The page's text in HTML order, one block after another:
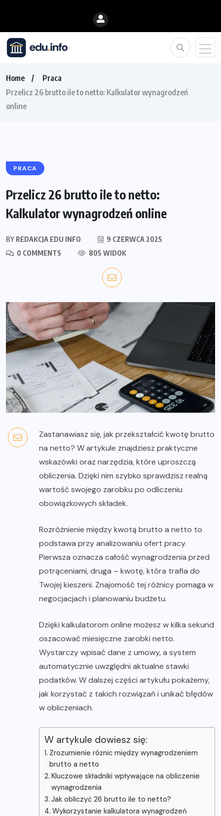
Home
Praca
Przelicz 26 brutto ile to netto: Kalkulator wynagrodzeń
online
PRACA
Przelicz 26 brutto ile to netto:
Kalkulator wynagrodzeń online
BY REDAKCJA EDU INFO
9 CZERWCA 2025
0 COMMENTS
805 WIDOK
Zastanawiasz się, jak przekształcić kwotę brutto
na netto? W artykule znajdziesz praktyczne
wskazówki oraz narzędzia, które uproszczą
obliczenia. Dzięki nim szybko sprawdzisz realną
wartość swojego zarobku po odliczeniu
obowiązkowych składek.
Rozróżnienie między kwotą brutto a netto to
podstawa przy analizowaniu ofert pracy.
Pierwsza oznacza całość wynagrodzenia przed
potrąceniami, druga – kwotę, która trafia do
Twojej kieszeni. Znajomość tej różnicy pomaga w
negocjacjach i planowaniu budżetu.
Dzięki kalkulatorom online możesz w kilka sekund
oszacować miesięczne zarobki netto.
Wystarczy wpisać dane z umowy, a system
automatycznie uwzględni aktualne stawki
podatków. W dalszej części artykułu pokażemy,
jak korzystać z takich rozwiązań i unikać błędów
w obliczeniach.
W artykule dowiesz się:
Zrozumienie różnic między wynagrodzeniem
brutto a netto
Kluczowe składniki wpływające na obliczenie
wynagrodzenia
Jak obliczyć 26 brutto ile to netto?
Wykorzystanie kalkulatora wynagrodzeń